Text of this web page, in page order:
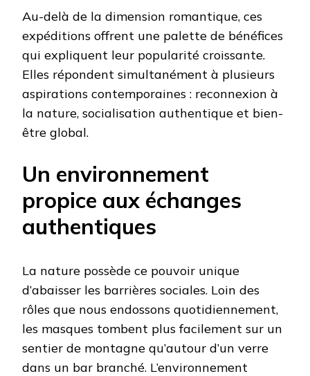
Au-delà de la dimension romantique, ces
expéditions offrent une palette de bénéfices
qui expliquent leur popularité croissante.
Elles répondent simultanément à plusieurs
aspirations contemporaines : reconnexion à
la nature, socialisation authentique et bien-
être global.
Un environnement
propice aux échanges
authentiques
La nature possède ce pouvoir unique
d’abaisser les barrières sociales. Loin des
rôles que nous endossons quotidiennement,
les masques tombent plus facilement sur un
sentier de montagne qu’autour d’un verre
dans un bar branché. L’environnement